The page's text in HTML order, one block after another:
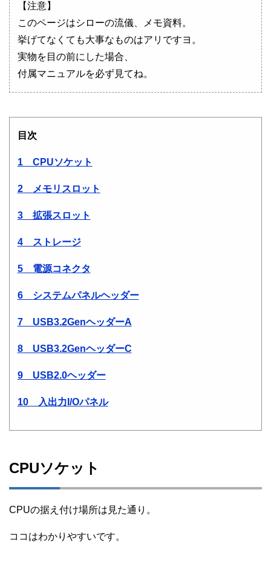
【注意】
このページはシローの流儀、メモ資料。
挙げてなくても大事なものはアリですヨ。
実物を目の前にした場合、
付属マニュアルを必ず見てね。
目次
1 CPUソケット
2 メモリスロット
3 拡張スロット
4 ストレージ
5 電源コネクタ
6 システムパネルヘッダー
7 USB3.2GenヘッダーA
8 USB3.2GenヘッダーC
9 USB2.0ヘッダー
10 入出力I/Oパネル
CPUソケット
CPUの据え付け場所は見た通り。
ココはわかりやすいです。